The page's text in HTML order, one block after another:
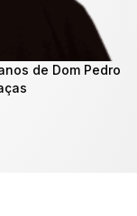
de Dom Pedro